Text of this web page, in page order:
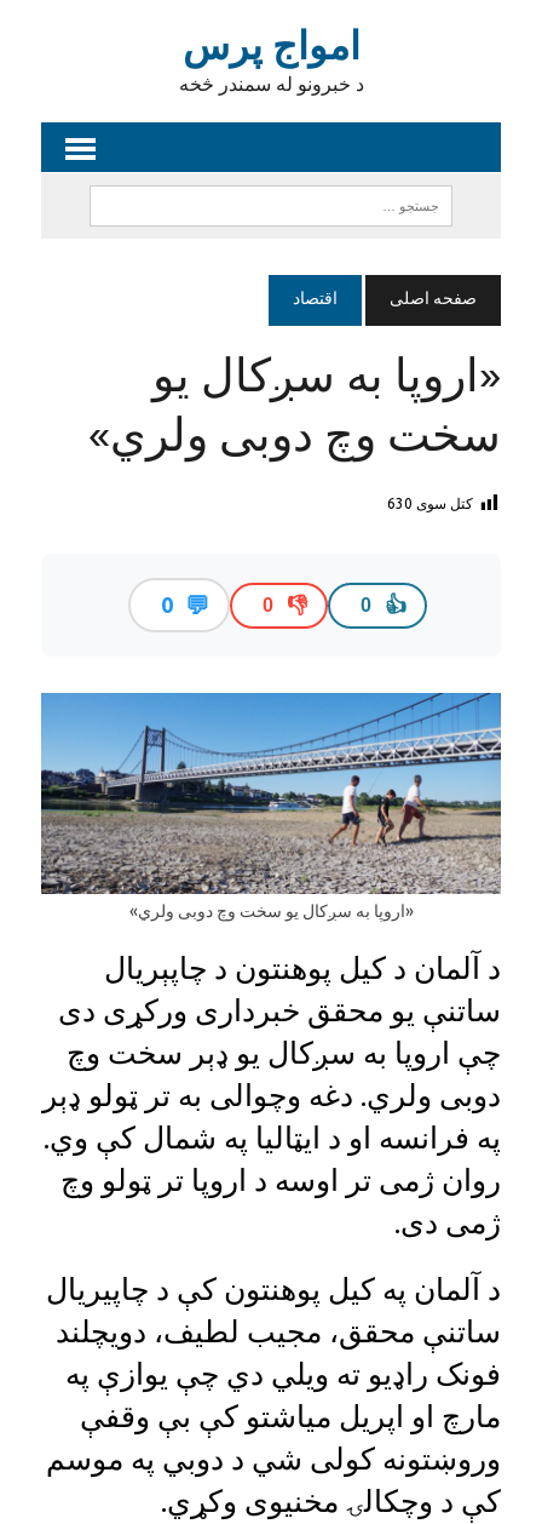
امواج پرس
د خبرونو له سمندر څخه
صفحه اصلی اقتصاد
«اروپا به سږکال یو
سخت وچ دوبی ولري»
کتل سوی 630
👍
0
👎
0
💬
0
«اروپا به سږکال یو سخت وچ دوبی ولري»
د آلمان د کیل پوهنتون د چاپېریال
ساتنې یو محقق خبرداری ورکړی دی
چې اروپا به سږکال يو ډېر سخت وچ
دوبی ولري. دغه وچوالی به تر ټولو ډېر
په فرانسه او د ايټالیا په شمال کې وي.
روان ژمی تر اوسه د اروپا تر ټولو وچ
ژمی دی.
د آلمان په کیل پوهنتون کې د چاپيریال
ساتنې محقق، مجیب لطیف، دویچلند
فونک راډيو ته ويلي دي چې يوازې په
مارچ او اپریل میاشتو کې بې وقفې
وروښتونه کولی شي د دوبي په موسم
کې د وچکالۍ مخنیوی وکړي.